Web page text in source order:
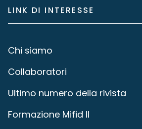
LINK DI INTERESSE
Chi siamo
Collaboratori
Ultimo numero della rivista
Formazione Mifid II